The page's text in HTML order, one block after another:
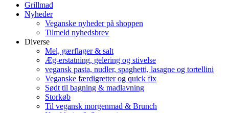
Grillmad
Nyheder
Veganske nyheder på shoppen
Tilmeld nyhedsbrev
Diverse
Mel, gærflager & salt
Æg-erstatning, gelering og stivelse
vegansk pasta, nudler, spaghetti, lasagne og tortellini
Veganske færdigretter og quick fix
Sødt til bagning & madlavning
Storkøb
Til vegansk morgenmad & Brunch